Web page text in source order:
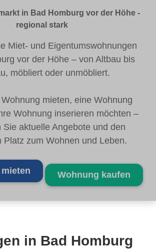
in Bad Homburg vor der Höhe -
regional stark
Miet- und Eigentumswohnungen
vor der Höhe – von Altbau bis
möbliert oder unmöbliert.
mieten, eine Wohnung
Wohnung inserieren möchten –
Sie aktuelle Angebote und den
Platz zum Wohnen und Leben.
Wohnung kaufen
in Bad Homburg